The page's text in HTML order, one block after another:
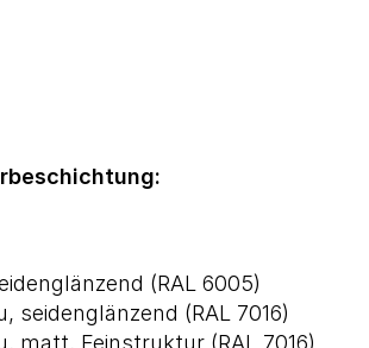
(RAL 6005)
seidenglänzend (RAL 7016)
matt, Feinstruktur (RAL 7016)